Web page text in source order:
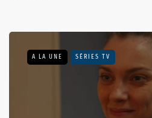
A LA UNE SÉRIES TV